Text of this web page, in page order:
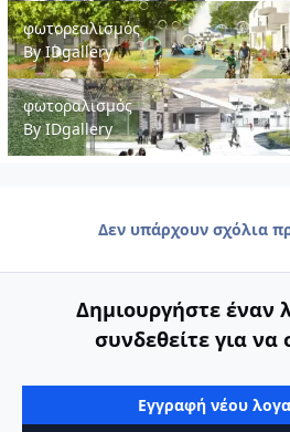
φωτορεαλισμός
φωτορεαλισμός
ByIDgallery
φωτοραλισμός
φωτοραλισμός
ByIDgallery
Δεν υπάρχουν σχόλια
Δημιουργήστε έναν
συνδεθείτε για να
Εγγραφή νέου